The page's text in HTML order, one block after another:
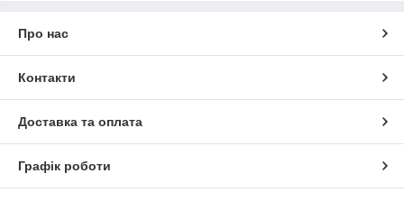
Про нас
Контакти
Доставка та оплата
Графік роботи